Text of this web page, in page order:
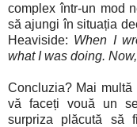
complex într-un mod
să ajungi în situația
Heaviside: When I
what I was doing.
Concluzia? Mai multă
vă faceți vouă un
surpriza plăcută să